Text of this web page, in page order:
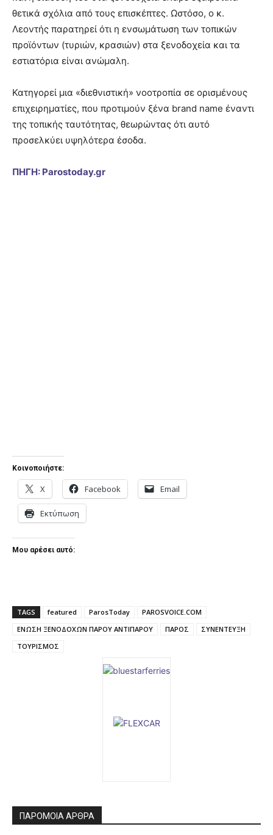
θετικά σχόλια από τους επισκέπτες. Ωστόσο, ο κ.
Λεοντής παρατηρεί ότι η ενσωμάτωση των τοπικών
προϊόντων (τυριών, κρασιών) στα ξενοδοχεία και τα
εστιατόρια είναι ανώμαλη.
Κατηγορεί μια «διεθνιστική» νοοτροπία σε ορισμένους
επιχειρηματίες, που προτιμούν ξένα brand name έναντι
της τοπικής ταυτότητας, θεωρώντας ότι αυτό
προσελκύει υψηλότερα έσοδα.
ΠΗΓΗ: Parostoday.gr
Κοινοποιήστε:
X Facebook Email
Εκτύπωση
Μου αρέσει αυτό:
TAGS featured ParosToday
PAROSVOICE.COM
ΕΝΩΣΗ ΞΕΝΟΔΟΧΩΝ ΠΑΡΟΥ ΑΝΤΙΠΑΡΟΥ
ΠΑΡΟΣ
ΣΥΝΕΝΤΕΥΞΗ
ΤΟΥΡΙΣΜΟΣ
ΠΑΡΟΜΟΙΑ ΑΡΘΡΑ